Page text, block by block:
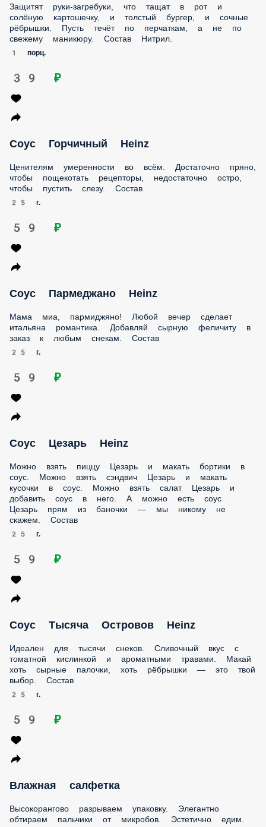
Защитят руки-загребуки, что тащат в рот и солёную
картошечку, и толстый бургер, и сочные рёбрышки. Пусть
течёт по перчаткам, а не по свежему маникюру. Состав
Нитрил.
1 порц.
39 ₽
Соус Горчичный Heinz
Ценителям умеренности во всём. Достаточно пряно, чтобы
пощекотать рецепторы, недостаточно остро, чтобы
пустить слезу. Состав
25 г.
59 ₽
Соус Пармеджано Heinz
Мама миа, пармиджяно! Любой вечер сделает итальяна
романтика. Добавляй сырную феличиту в заказ к любым
снекам. Состав
25 г.
59 ₽
Соус Цезарь Heinz
Можно взять пиццу Цезарь и макать бортики в соус.
Можно взять сэндвич Цезарь и макать кусочки в соус.
Можно взять салат Цезарь и добавить соус в него. А можно
есть соус Цезарь прям из баночки — мы никому не скажем.
Состав
25 г.
Идеален для тысячи снеков. Сливочный вкус с томатной
кислинкой и ароматными травами. Макай хоть сырные
палочки, хоть рёбрышки — это твой выбор. Состав
25 г.
59 ₽
Влажная салфетка
Высокорангово разрываем упаковку. Элегантно обтираем
пальчики от микробов. Эстетично едим. Готово, вы
восхитительны! Состав
1 порц.